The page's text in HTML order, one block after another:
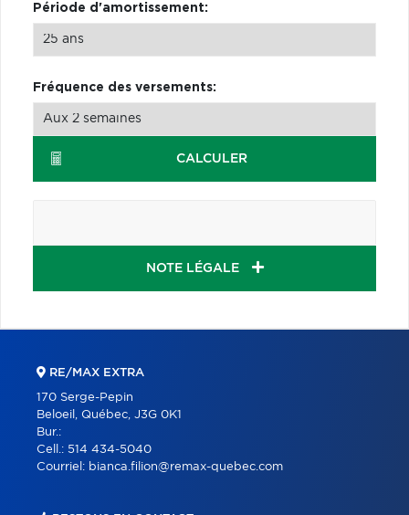
Période d'amortissement:
Fréquence des versements:
CALCULER
NOTE LÉGALE
RE/MAX EXTRA
170 Serge-Pepin
Beloeil, Québec, J3G 0K1
Bur.:
Cell.: 514 434-5040
Courriel: bianca.filion@remax-quebec.com